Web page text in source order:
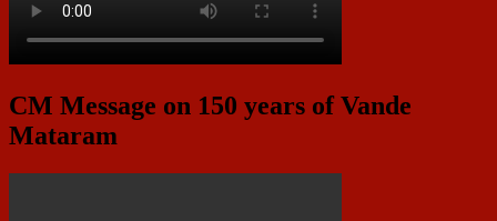
CM Message on 150 years of Vande
Mataram